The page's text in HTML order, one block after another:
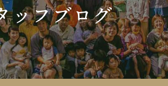
ッフブログ